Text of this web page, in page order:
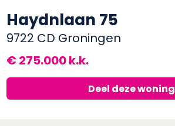
Haydnlaan 75
9722 CD Groningen
€ 275.000 k.k.
Deel deze woning